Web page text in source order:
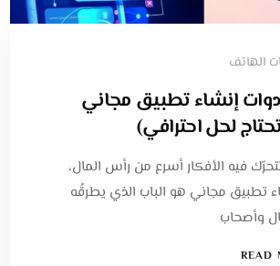
الهاتف
إنشاء تطبيق مجاني
لحل احترافي)
فيه الأفكار أسرع من رأس المال،
تطبيق مجاني هو الباب الذي يطرقُه
وأصحاب
READ